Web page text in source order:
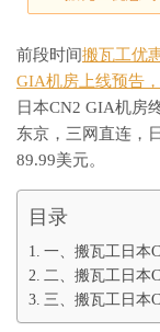
前段时间搬瓦工优
GIA机房上线预告
日本CN2 GIA机房
东京，三网直连，
89.99美元。
目录
一、搬瓦工日本
二、搬瓦工日本
三、搬瓦工日本